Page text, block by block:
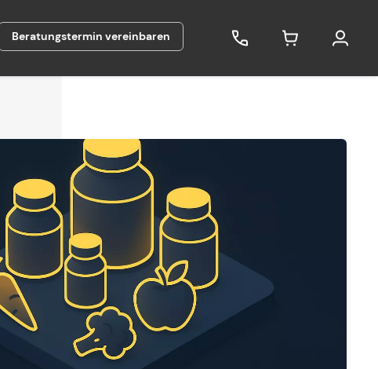
Beratungstermin vereinbaren